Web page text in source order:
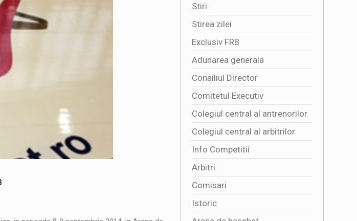
Stiri
Stirea zilei
Exclusiv FRB
Adunarea generala
Consiliul Director
Comitetul Executiv
Colegiul central al antrenorilor
Colegiul central al arbitrilor
Info Competitii
Arbitri
Comisari
Istoric